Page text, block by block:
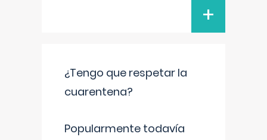
+
¿Tengo que respetar la
cuarentena?
Popularmente todavía